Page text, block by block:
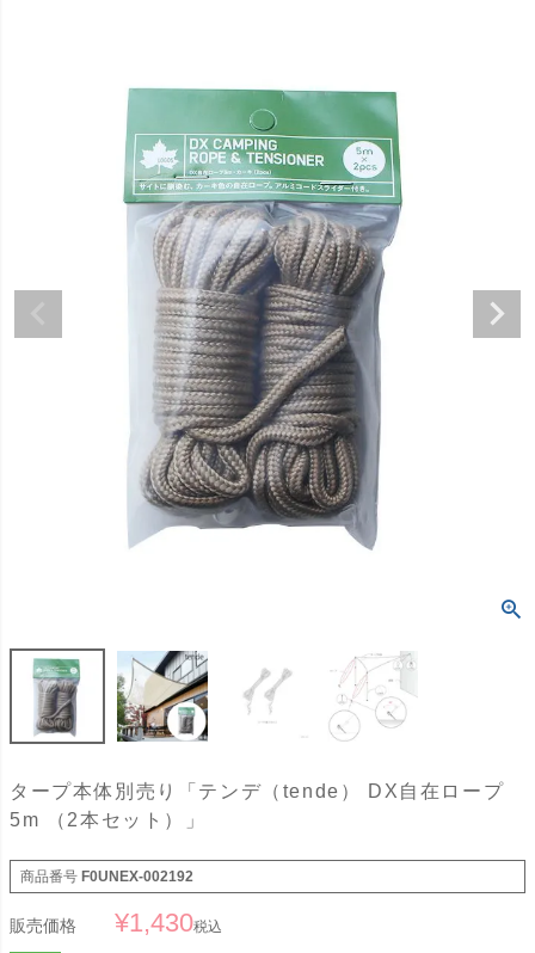
タープ本体別売り「テンデ（tende） DX自在ロープ
5m （2本セット）」
商品番号 F0UNEX-002192
販売価格 ¥1,430税込